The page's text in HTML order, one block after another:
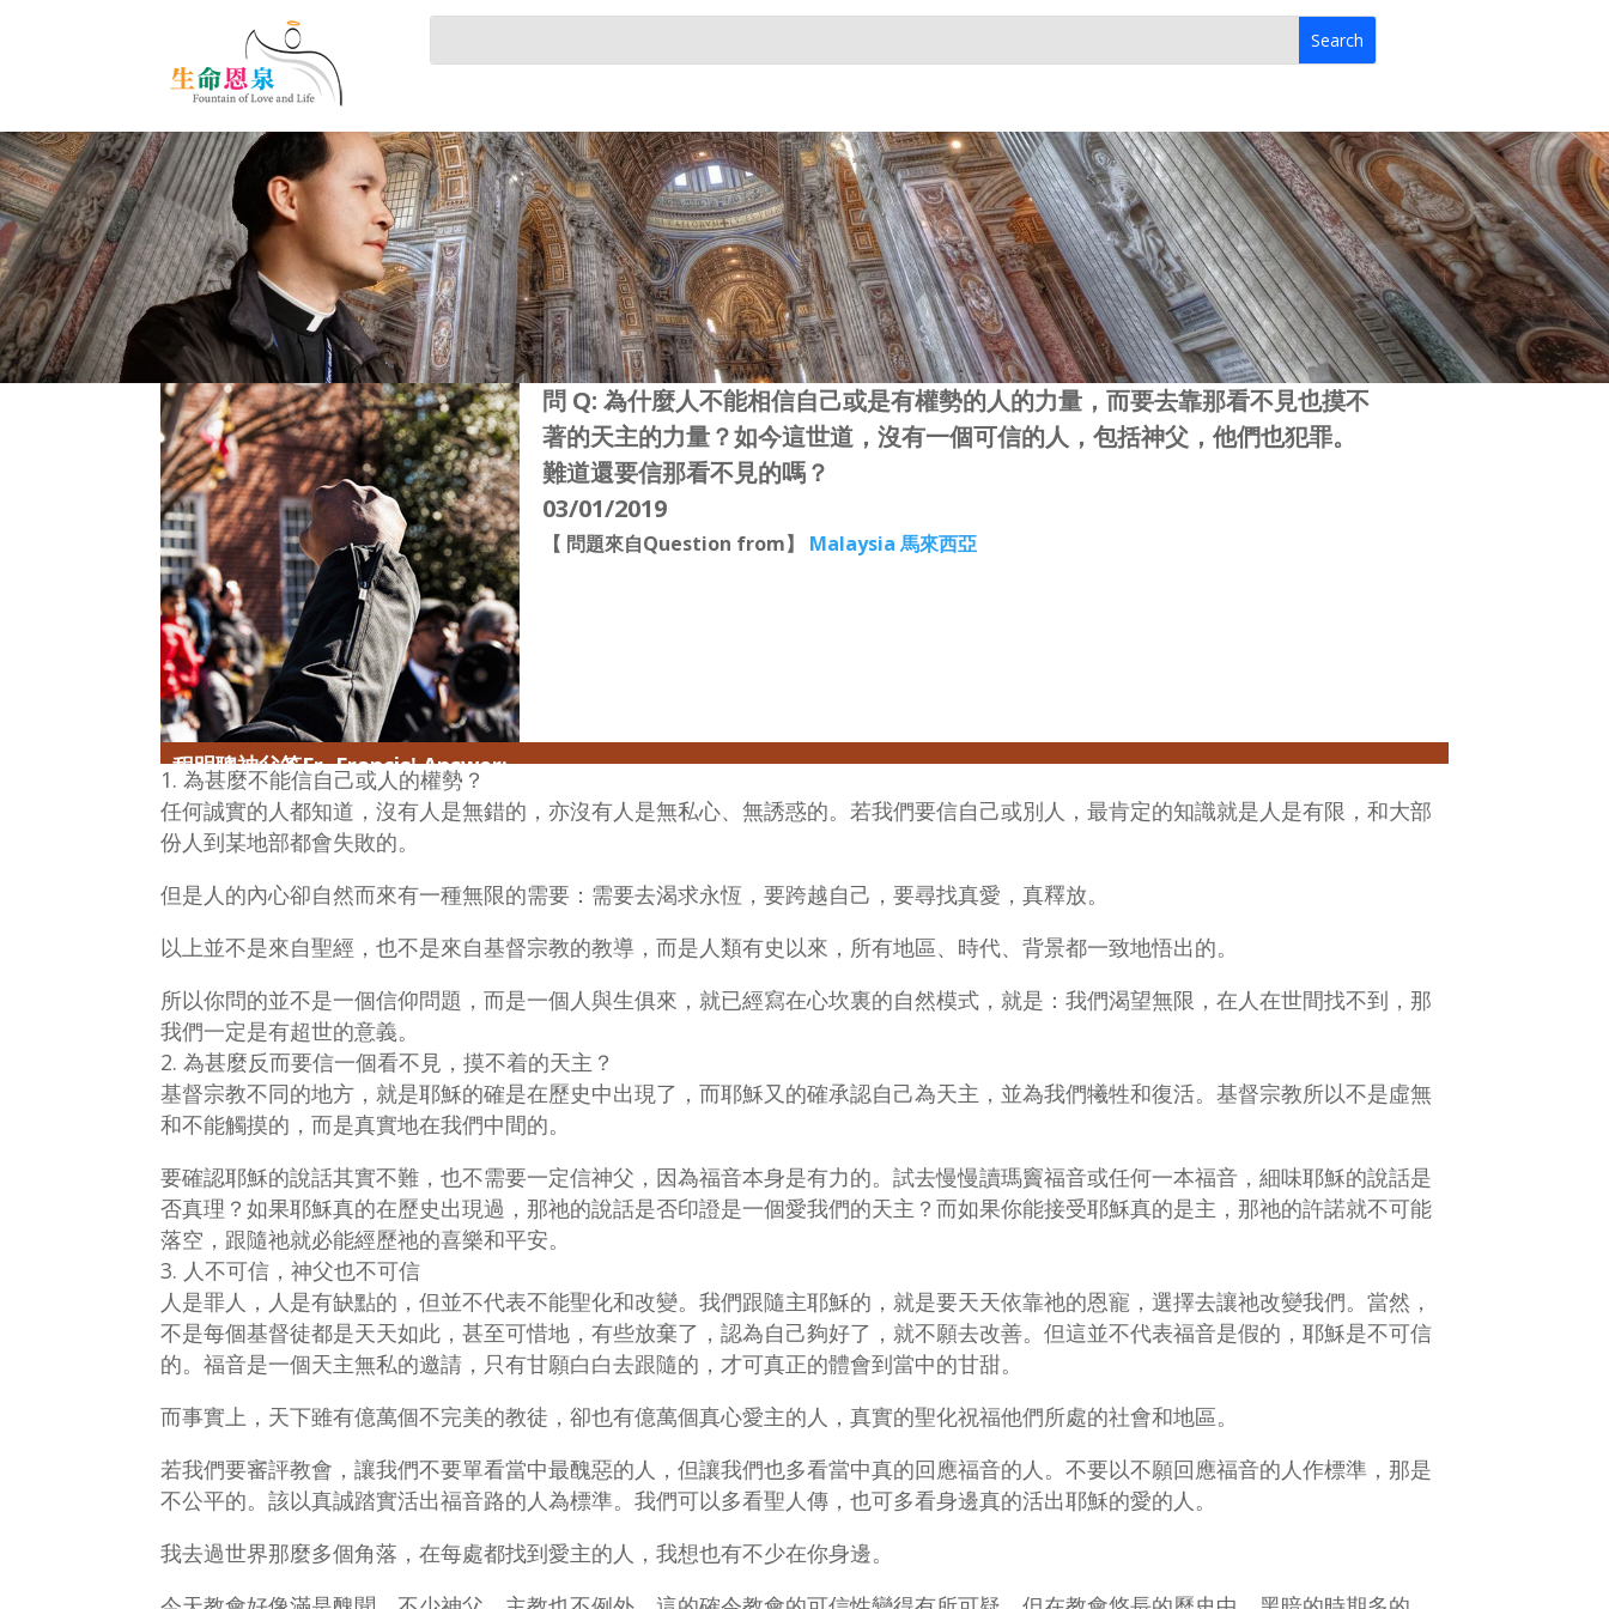
問 Q: 為什麼人不能相信自己或是有權勢的人的力量，而要去靠那看不見也摸不
著的天主的力量？如今這世道，沒有一個可信的人，包括神父，他們也犯罪。
難道還要信那看不見的嗎？
03/01/2019
【 問題來自Question from】 Malaysia 馬來西亞
程明聰神父答Fr. Francis' Answer:
為甚麼不能信自己或人的權勢？
任何誠實的人都知道，沒有人是無錯的，亦沒有人是無私心、無誘惑的。若我們要信自己或別人，最肯定的知識就是人是有限，和大部
份人到某地部都會失敗的。
但是人的內心卻自然而來有一種無限的需要：需要去渴求永恆，要跨越自己，要尋找真愛，真釋放。
以上並不是來自聖經，也不是來自基督宗教的教導，而是人類有史以來，所有地區、時代、背景都一致地悟出的。
所以你問的並不是一個信仰問題，而是一個人與生俱來，就已經寫在心坎裏的自然模式，就是：我們渴望無限，在人在世間找不到，那
我們一定是有超世的意義。
為甚麼反而要信一個看不見，摸不着的天主？
基督宗教不同的地方，就是耶穌的確是在歷史中出現了，而耶穌又的確承認自己為天主，並為我們犧牲和復活。基督宗教所以不是虛無
和不能觸摸的，而是真實地在我們中間的。
要確認耶穌的說話其實不難，也不需要一定信神父，因為福音本身是有力的。試去慢慢讀瑪竇福音或任何一本福音，細味耶穌的說話是
否真理？如果耶穌真的在歷史出現過，那祂的說話是否印證是一個愛我們的天主？而如果你能接受耶穌真的是主，那祂的許諾就不可能
落空，跟隨祂就必能經歷祂的喜樂和平安。
人不可信，神父也不可信
人是罪人，人是有缺點的，但並不代表不能聖化和改變。我們跟隨主耶穌的，就是要天天依靠祂的恩寵，選擇去讓祂改變我們。當然，
不是每個基督徒都是天天如此，甚至可惜地，有些放棄了，認為自己夠好了，就不願去改善。但這並不代表福音是假的，耶穌是不可信
的。福音是一個天主無私的邀請，只有甘願白白去跟隨的，才可真正的體會到當中的甘甜。
而事實上，天下雖有億萬個不完美的教徒，卻也有億萬個真心愛主的人，真實的聖化祝福他們所處的社會和地區。
若我們要審評教會，讓我們不要單看當中最醜惡的人，但讓我們也多看當中真的回應福音的人。不要以不願回應福音的人作標準，那是
不公平的。該以真誠踏實活出福音路的人為標準。我們可以多看聖人傳，也可多看身邊真的活出耶穌的愛的人。
我去過世界那麼多個角落，在每處都找到愛主的人，我想也有不少在你身邊。